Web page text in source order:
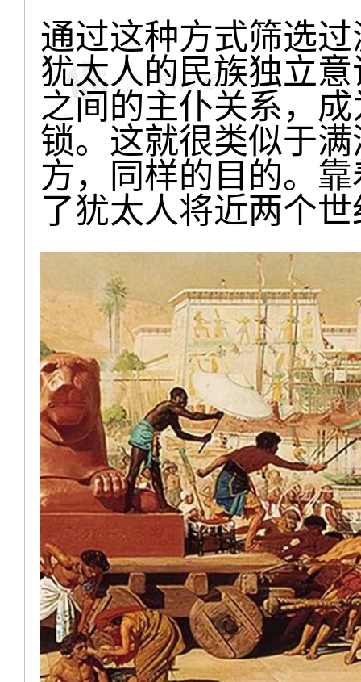
通过这种方式筛选过
犹太人的民族独立
之间的主仆关系，
锁。这就很类似于满
方，同样的目的。
了犹太人将近两个